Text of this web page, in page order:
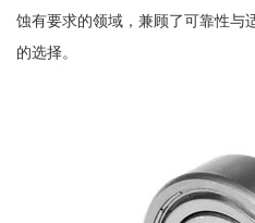
蚀有要求的领域，兼顾了可靠性与
的选择。